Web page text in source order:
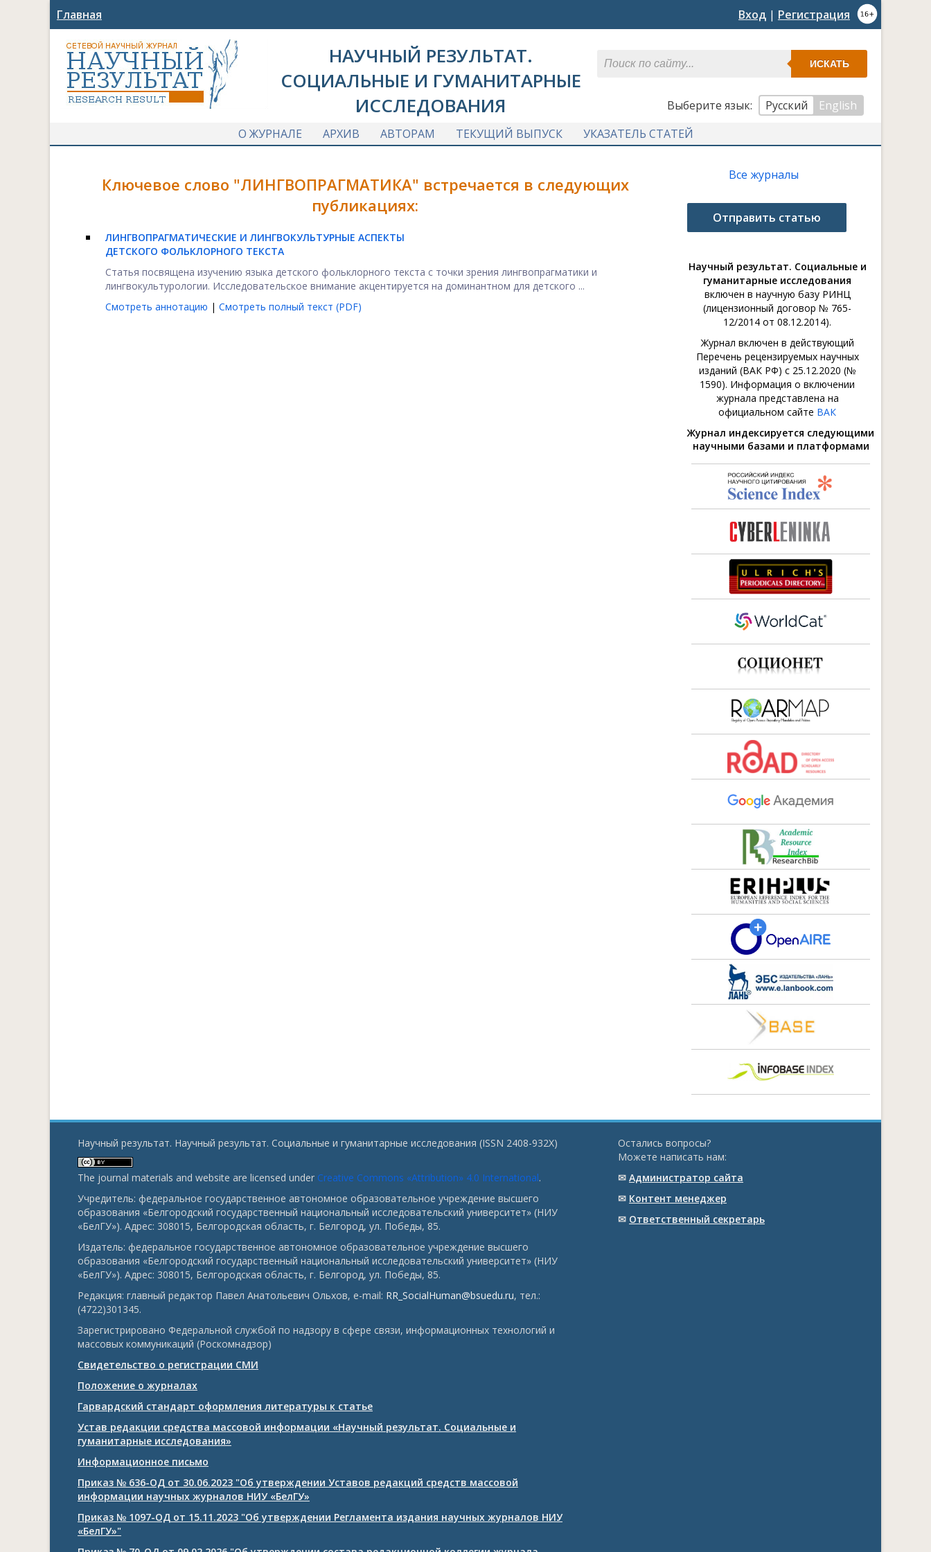
Главная Вход | Регистрация
НАУЧНЫЙ РЕЗУЛЬТАТ.
СОЦИАЛЬНЫЕ И ГУМАНИТАРНЫЕ
ИССЛЕДОВАНИЯ
ИСКАТЬ
Выберите язык: Русский
English
О ЖУРНАЛЕ
АРХИВ АВТОРАМ ТЕКУЩИЙ ВЫПУСК УКАЗАТЕЛЬ СТАТЕЙ
Ключевое слово "ЛИНГВОПРАГМАТИКА" встречается в следующих
публикациях:
ЛИНГВОПРАГМАТИЧЕСКИЕ И ЛИНГВОКУЛЬТУРНЫЕ АСПЕКТЫ
ДЕТСКОГО ФОЛЬКЛОРНОГО ТЕКСТА
Статья посвящена изучению языка детского фольклорного текста с точки зрения лингвопрагматики и
лингвокультурологии. Исследовательское внимание акцентируется на доминантном для детского ...
Смотреть аннотацию | Смотреть полный текст (PDF)
Все журналы
Отправить статью
Научный результат. Социальные и
гуманитарные исследования
включен в научную базу РИНЦ
(лицензионный договор № 765-
12/2014 от 08.12.2014).
Журнал включен в действующий
Перечень рецензируемых научных
изданий (ВАК РФ) с 25.12.2020 (№
1590). Информация о включении
журнала представлена на
официальном сайте ВАК
Журнал индексируется следующими
научными базами и платформами
Научный результат. Научный результат. Социальные и гуманитарные исследования (ISSN 2408-932X)
The journal materials and website are licensed under Creative Commons «Attribution» 4.0 International.
Учредитель: федеральное государственное автономное образовательное учреждение высшего
образования «Белгородский государственный национальный исследовательский университет» (НИУ
«БелГУ»). Адрес: 308015, Белгородская область, г. Белгород, ул. Победы, 85.
Издатель: федеральное государственное автономное образовательное учреждение высшего
образования «Белгородский государственный национальный исследовательский университет» (НИУ
«БелГУ»). Адрес: 308015, Белгородская область, г. Белгород, ул. Победы, 85.
Редакция: главный редактор Павел Анатольевич Ольхов, e-mail: RR_SocialHuman@bsuedu.ru, тел.:
(4722)301345.
Зарегистрировано Федеральной службой по надзору в сфере связи, информационных технологий и
массовых коммуникаций (Роскомнадзор)
Свидетельство о регистрации СМИ
Положение о журналах
Гарвардский стандарт оформления литературы к статье
Устав редакции средства массовой информации «Научный результат. Социальные и
гуманитарные исследования»
Информационное письмо
Приказ № 636-ОД от 30.06.2023 "Об утверждении Уставов редакций средств массовой
информации научных журналов НИУ «БелГУ»
Приказ № 1097-ОД от 15.11.2023 "Об утверждении Регламента издания научных журналов НИУ
«БелГУ»"
Остались вопросы?
Можете написать нам:
✉ Администратор сайта
✉ Контент менеджер
✉ Ответственный cекретарь